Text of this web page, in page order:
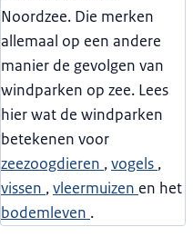
Noordzee. Die merken
allemaal op een andere
manier de gevolgen van
windparken op zee. Lees
hier wat de windparken
betekenen voor
zeezoogdieren ,vogels ,
vissen ,vleermuizen en het
bodemleven .